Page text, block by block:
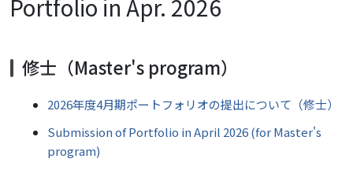
Portfolio in Apr. 2026
修士（Master's program）
2026年度4月期ポートフォリオの提出について（修士）
Submission of Portfolio in April 2026 (for Master's
program)